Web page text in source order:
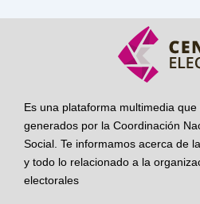
Es una plataforma multimedia
generados por la Coordinación
Social. Te informamos acerca de
y todo lo relacionado a la
electorales